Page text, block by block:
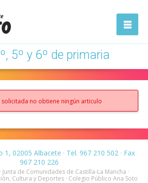
navegación
5º y 6º de primaria
solicitada no obtiene ningún articulo
02005 Albacete · Tel. 967 210 502 · Fax
967 210 226
de Comunidades de Castilla-La Mancha ·
Cultura y Deportes · Colegio Público Ana Soto